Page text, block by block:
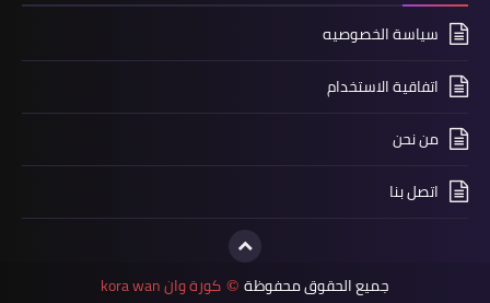
سياسة الخصوصيه
اتفاقية الاستخدام
من نحن
اتصل بنا
جميع الحقوق محفوظة © كورة وان kora wan